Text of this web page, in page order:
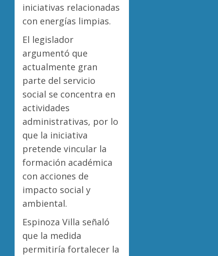
iniciativas relacionadas
con energías limpias.
El legislador
argumentó que
actualmente gran
parte del servicio
social se concentra en
actividades
administrativas, por lo
que la iniciativa
pretende vincular la
formación académica
con acciones de
impacto social y
ambiental.
Espinoza Villa señaló
que la medida
permitiría fortalecer la